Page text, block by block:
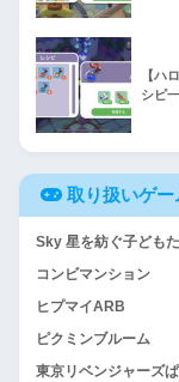
【ハ
シピ
取り扱いゲー
Sky 星を紡ぐ子ども
コンビマンション
ヒプマイARB
ピクミンブルーム
東京リベンジャーズ